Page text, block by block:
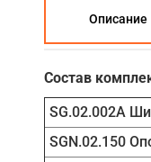
Описание
Состав
SG.02.002A
SGN.02.150